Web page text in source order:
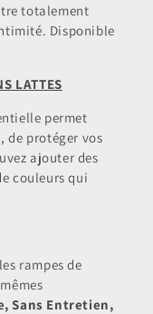
totalement
Disponible
LATTES
permet
de protéger vos
ajouter des
couleurs qui
rampes de
Sans Entretien,